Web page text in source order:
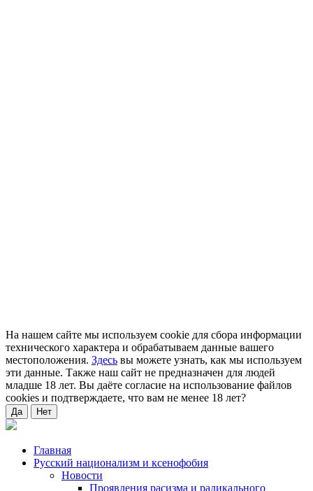
На нашем сайте мы используем cookie для сбора информации
технического характера и обрабатываем данные вашего
местоположения. Здесь вы можете узнать, как мы используем
эти данные. Также наш сайт не предназначен для людей
младше 18 лет. Вы даёте согласие на использование файлов
cookies и подтверждаете, что вам не менее 18 лет?
Да Нет
Главная
Русский национализм и ксенофобия
Новости
Проявления расизма и радикального